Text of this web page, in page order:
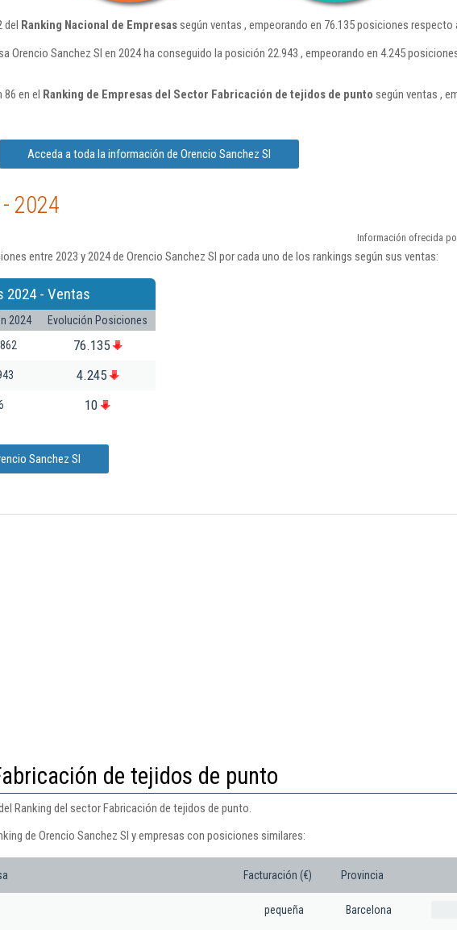
del Ranking Nacional de Empresassegún ventas , empeorando en 76.135 posiciones respecto
Orencio Sanchez Sl en 2024 ha conseguido la posición 22.943 , empeorando en 4.245
86 en el Ranking de Empresas del Sector Fabricación de tejidos de punto según ventas ,
Acceda a toda la información de Orencio Sanchez Sl
2024
Información ofrecida
entre 2023 y 2024 de Orencio Sanchez Sl por cada uno de los rankings según sus ventas:
2024 - Ventas
2024
Evolución Posiciones
76.135
4.245
10
Sanchez Sl
de tejidos de punto
Ranking del sector Fabricación de tejidos de punto.
de Orencio Sanchez Sl y empresas con posiciones similares:
Facturación (€) Provincia
pequeña Barcelona